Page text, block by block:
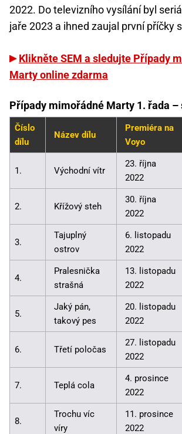
2022. Do televizního vysílání byl
jaře 2023 a ihned zaujal první příčky
Klikněte SEM a sledujte Případy
Marty online zdarma
Případy mimořádné Marty 1. řada –
Číslo
dílu
Název dílu
Premiéra na
Voyo
1. Východní vítr
23. října
2022
2. Křížový steh
30. října
2022
3.
Tajuplný
ostrov
6. listopadu
2022
4.
Pralesnička
strašná
13. listopadu
2022
5.
Jaký pán,
takový pes
20. listopadu
2022
6. Třetí poločas
27. listopadu
2022
7. Teplá cola
4. prosince
2022
8.
Trochu víc
víry
11. prosince
2022